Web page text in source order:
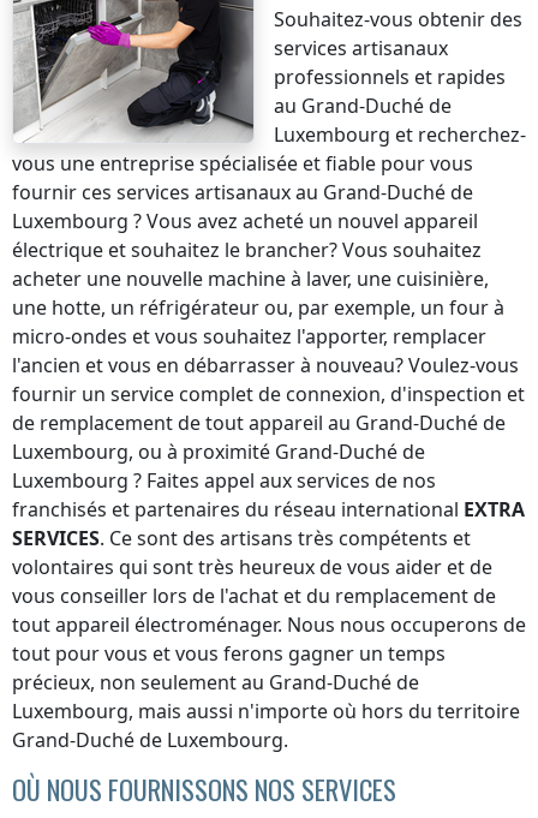
Souhaitez-vous obtenir des
services artisanaux
professionnels et rapides
au Grand-Duché de
Luxembourg et recherchez-
vous une entreprise spécialisée et fiable pour vous
fournir ces services artisanauxau Grand-Duché de
Luxembourg ? Vous avez acheté un nouvel appareil
électrique et souhaitez le brancher? Vous souhaitez
acheter une nouvelle machine à laver, une cuisinière,
une hotte, un réfrigérateur ou, par exemple, un four à
micro-ondes et vous souhaitez l'apporter, remplacer
l'ancien et vous en débarrasser à nouveau? Voulez-vous
fournir un service complet de connexion, d'inspection et
de remplacement de tout appareil au Grand-Duché de
Luxembourg, ou à proximité Grand-Duché de
Luxembourg ? Faites appel aux services de nos
franchisés et partenaires du réseau international EXTRA
SERVICES. Ce sont des artisans très compétents et
volontaires qui sont très heureux de vous aider et de
vous conseiller lors de l'achat et du remplacement de
tout appareil électroménager. Nous nous occuperons de
tout pour vous et vous ferons gagner un temps
précieux, non seulementau Grand-Duché de
Luxembourg, mais aussi n'importe où hors du territoire
Grand-Duché de Luxembourg.
OÙ NOUS FOURNISSONS NOS SERVICES